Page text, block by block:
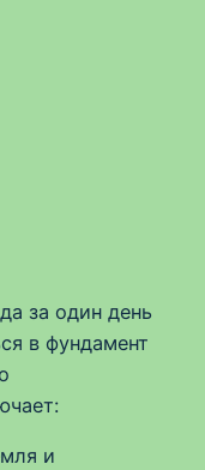
за один день
в фундамент
и